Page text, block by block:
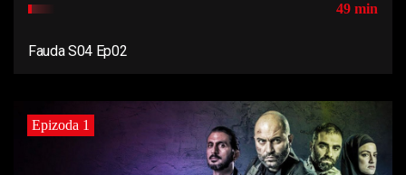
49 min
Fauda S04 Ep02
Epizoda 1